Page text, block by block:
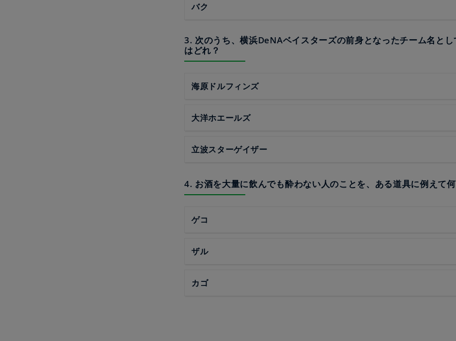
バク
3. 次のうち、横浜DeNAベイスターズの前身となったチーム名と
はどれ？
海原ドルフィンズ
大洋ホエールズ
立波スターゲイザー
4. お酒を大量に飲んでも酔わない人のことを、ある道具に例えて
ゲコ
ザル
カゴ